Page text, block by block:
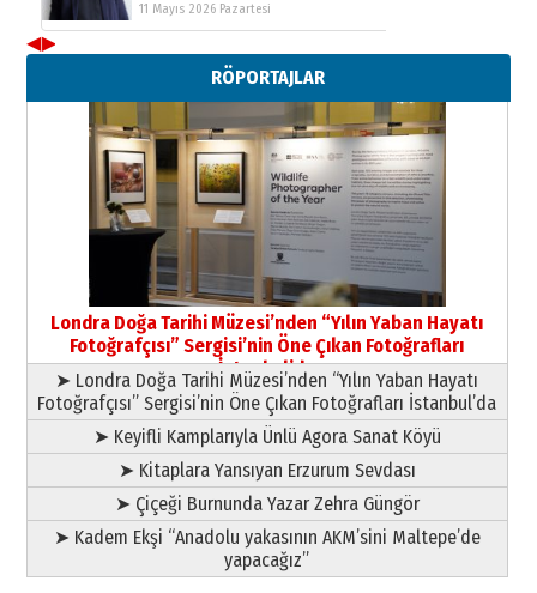
11 Mayıs 2026 Pazartesi
Neşat YALÇIN
Paranın Aile Kültüründeki Yeri
03 Ağustos 2026 Pazartesi
Yıldırım Gündoğdu
HAVVA’NIN ÜÇ KIZI
09 Temmuz 2026 Perşembe
Yusuf POLAT
Şampiyonluk Sebahattin Şirin’e
yazar
11 Mayıs 2026 Pazartesi
◀▶
RÖPORTAJLAR
Londra Doğa Tarihi Müzesi’nden “Yılın Yaban Hayatı
Fotoğrafçısı” Sergisi’nin Öne Çıkan Fotoğrafları
İstanbul’da
➤ Londra Doğa Tarihi Müzesi’nden “Yılın Yaban Hayatı
Fotoğrafçısı” Sergisi’nin Öne Çıkan Fotoğrafları İstanbul’da
➤ Keyifli Kamplarıyla Ünlü Agora Sanat Köyü
➤ Kitaplara Yansıyan Erzurum Sevdası
➤ Çiçeği Burnunda Yazar Zehra Güngör
➤ Kadem Ekşi “Anadolu yakasının AKM’sini Maltepe’de
yapacağız”